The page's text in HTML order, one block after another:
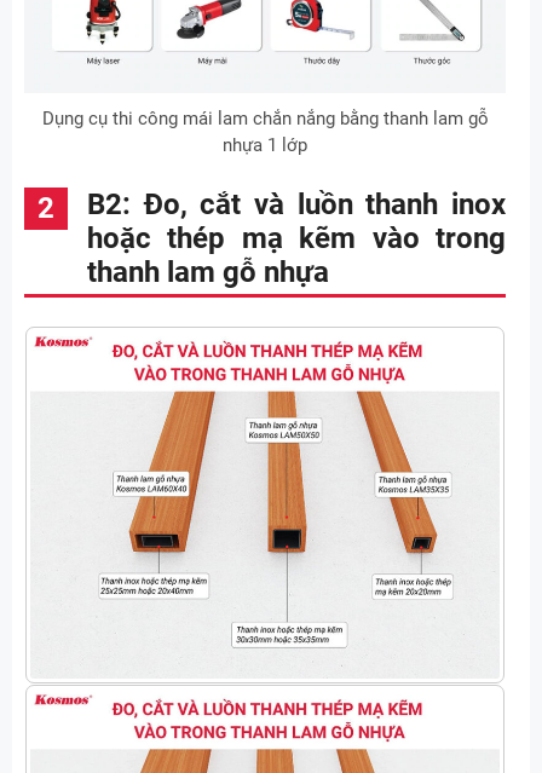
Dụng cụ thi công mái lam chắn nắng bằng thanh lam gỗ
nhựa 1 lớp
B2: Đo, cắt và luồn thanh inox
hoặc thép mạ kẽm vào trong
thanh lam gỗ nhựa